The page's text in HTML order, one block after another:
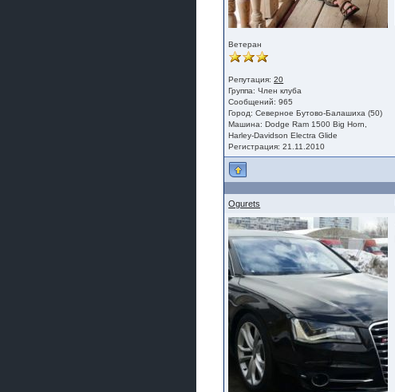
Ветеран
Репутация:20
Группа:Член клуба
Сообщений: 965
Город: Северное Бутово-Балашиха (50)
Машина: Dodge Ram 1500 Big Horn,
Harley-Davidson Electra Glide
Регистрация: 21.11.2010
Ogurets